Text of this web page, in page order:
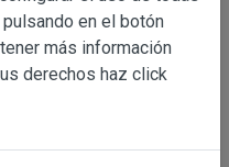
que es titular ALBERT
de los productos
en el botón
más información
derechos haz click